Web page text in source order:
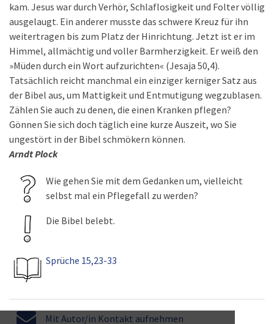
kam. Jesus war durch Verhör, Schlaflosigkeit und Folter völlig
ausgelaugt. Ein anderer musste das schwere Kreuz für ihn
weitertragen bis zum Platz der Hinrichtung. Jetzt ist er im
Himmel, allmächtig und voller Barmherzigkeit. Er weiß den
»Müden durch ein Wort aufzurichten« (Jesaja 50,4).
Tatsächlich reicht manchmal ein einziger kerniger Satz aus
der Bibel aus, um Mattigkeit und Entmutigung wegzublasen.
Zählen Sie auch zu denen, die einen Kranken pflegen?
Gönnen Sie sich doch täglich eine kurze Auszeit, wo Sie
ungestört in der Bibel schmökern können.
Arndt Plock
Wie gehen Sie mit dem Gedanken um, vielleicht
selbst mal ein Pflegefall zu werden?
Die Bibel belebt.
Sprüche 15,23-33
Mit Autor/in Kontakt aufnehmen